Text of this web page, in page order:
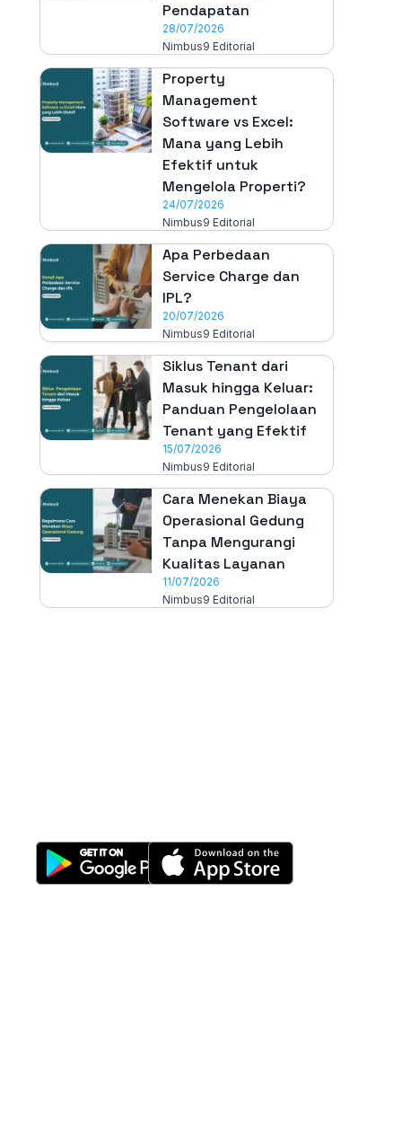
Pendapatan
28/07/2026
Nimbus9 Editorial
Property
Management
Software vs Excel:
Mana yang Lebih
Efektif untuk
Mengelola Properti?
24/07/2026
Nimbus9 Editorial
Apa Perbedaan
Service Charge dan
IPL?
20/07/2026
Nimbus9 Editorial
Siklus Tenant dari
Masuk hingga Keluar:
Panduan Pengelolaan
Tenant yang Efektif
15/07/2026
Nimbus9 Editorial
Cara Menekan Biaya
Operasional Gedung
Tanpa Mengurangi
Kualitas Layanan
11/07/2026
Nimbus9 Editorial